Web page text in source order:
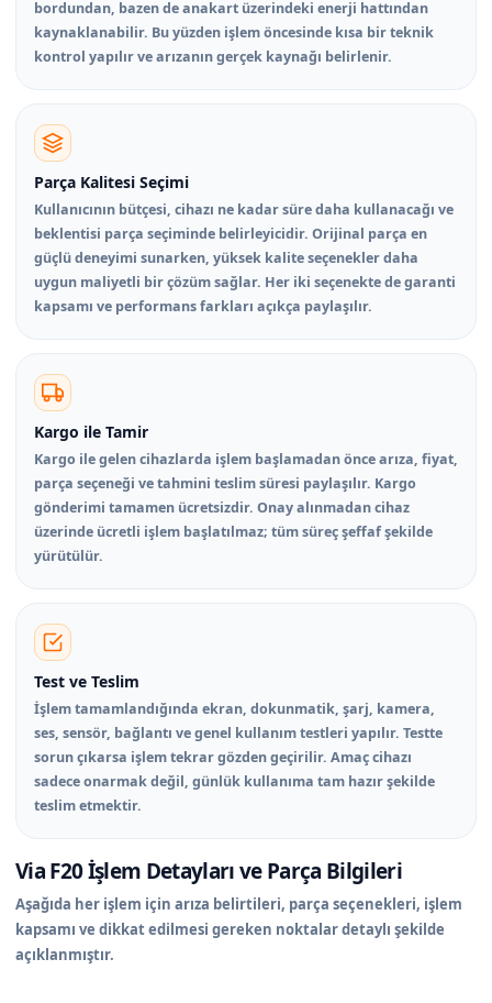
bordundan, bazen de anakart üzerindeki enerji hattından
kaynaklanabilir. Bu yüzden işlem öncesinde kısa bir teknik
kontrol yapılır ve arızanın gerçek kaynağı belirlenir.
Parça Kalitesi Seçimi
Kullanıcının bütçesi, cihazı ne kadar süre daha kullanacağı ve
beklentisi parça seçiminde belirleyicidir. Orijinal parça en
güçlü deneyimi sunarken, yüksek kalite seçenekler daha
uygun maliyetli bir çözüm sağlar. Her iki seçenekte de garanti
kapsamı ve performans farkları açıkça paylaşılır.
Kargo ile Tamir
Kargo ile gelen cihazlarda işlem başlamadan önce arıza, fiyat,
parça seçeneği ve tahmini teslim süresi paylaşılır. Kargo
gönderimi tamamen ücretsizdir. Onay alınmadan cihaz
üzerinde ücretli işlem başlatılmaz; tüm süreç şeffaf şekilde
yürütülür.
Test ve Teslim
İşlem tamamlandığında ekran, dokunmatik, şarj, kamera,
ses, sensör, bağlantı ve genel kullanım testleri yapılır. Testte
sorun çıkarsa işlem tekrar gözden geçirilir. Amaç cihazı
sadece onarmak değil, günlük kullanıma tam hazır şekilde
teslim etmektir.
Via F20 İşlem Detayları ve Parça Bilgileri
Aşağıda her işlem için arıza belirtileri, parça seçenekleri, işlem
kapsamı ve dikkat edilmesi gereken noktalar detaylı şekilde
açıklanmıştır.